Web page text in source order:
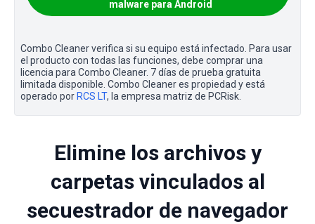
malware para Android
Combo Cleaner verifica si su equipo está infectado. Para usar
el producto con todas las funciones, debe comprar una
licencia para Combo Cleaner. 7 días de prueba gratuita
limitada disponible. Combo Cleaner es propiedad y está
operado por RCS LT, la empresa matriz de PCRisk.
Elimine los archivos y
carpetas vinculados al
secuestrador de navegador